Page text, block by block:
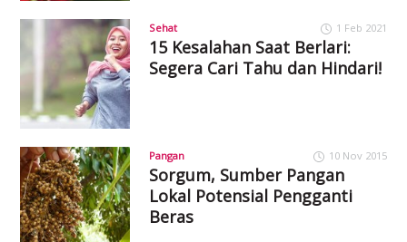
Sehat 1 Feb 2021
15 Kesalahan Saat Berlari:
Segera Cari Tahu dan Hindari!
Pangan 10 Nov 2015
Sorgum, Sumber Pangan
Lokal Potensial Pengganti
Beras